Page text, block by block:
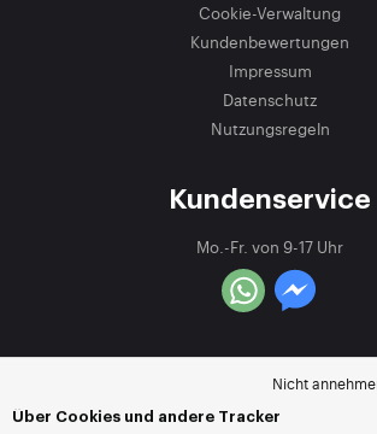
Cookie-Verwaltung
Kundenbewertungen
Impressum
Datenschutz
Nutzungsregeln
Kundenservice
Mo.-Fr. von 9-17 Uhr
Nicht
Über Cookies und andere Tracker